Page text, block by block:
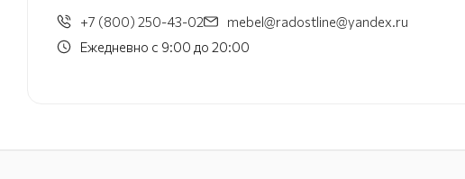
+7 (800) 250-43-02
mebel@radostline@yandex.ru
Ежедневно с 9:00 до 20:00